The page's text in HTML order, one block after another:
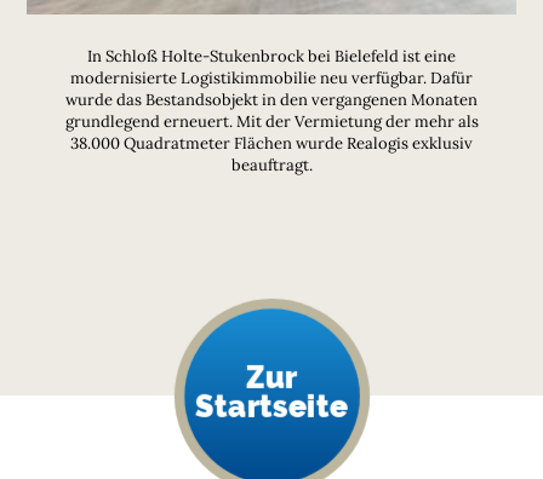
In Schloß Holte-Stukenbrock bei Bielefeld ist eine
modernisierte Logistikimmobilie neu verfügbar. Dafür
wurde das Bestandsobjekt in den vergangenen Monaten
grundlegend erneuert. Mit der Vermietung der mehr als
38.000 Quadratmeter Flächen wurde Realogis exklusiv
beauftragt.
Zur
Startseite